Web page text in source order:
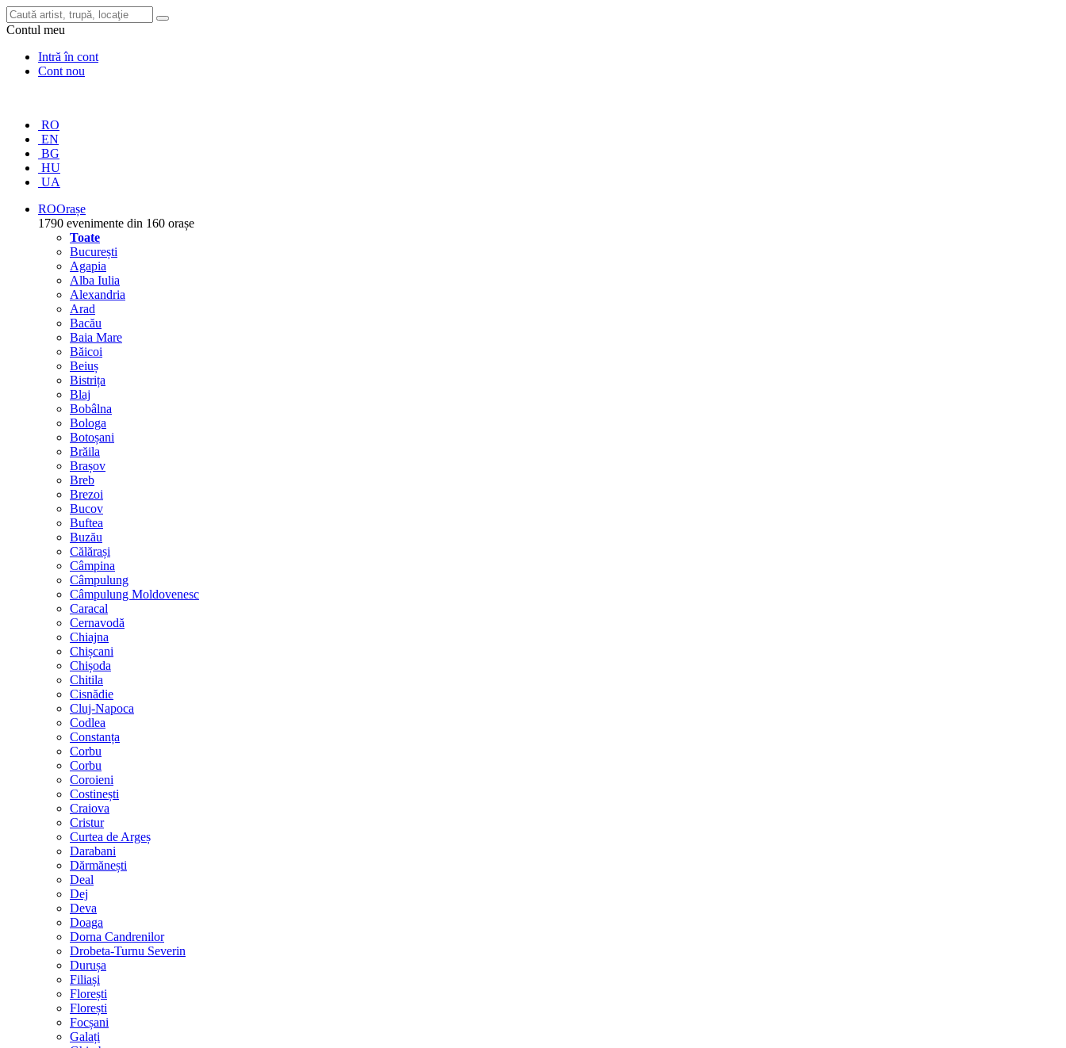
Contul meu
Intră în cont
Cont nou
RO
EN
BG
HU
UA
ROOrașe
1790 evenimente din 160 orașe
Toate
București
Agapia
Alba Iulia
Alexandria
Arad
Bacău
Baia Mare
Băicoi
Beiuș
Bistrița
Blaj
Bobâlna
Bologa
Botoșani
Brăila
Brașov
Breb
Brezoi
Bucov
Buftea
Buzău
Călărași
Câmpina
Câmpulung
Câmpulung Moldovenesc
Caracal
Cernavodă
Chiajna
Chișcani
Chișoda
Chitila
Cisnădie
Cluj-Napoca
Codlea
Constanța
Corbu
Corbu
Coroieni
Costinești
Craiova
Cristur
Curtea de Argeș
Darabani
Dărmănești
Deal
Dej
Deva
Doaga
Dorna Candrenilor
Drobeta-Turnu Severin
Durușa
Filiași
Florești
Florești
Focșani
Galați